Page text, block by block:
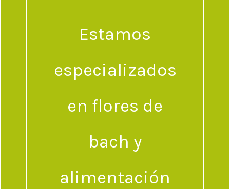
Estamos
especializados
en flores de
bach y
alimentación